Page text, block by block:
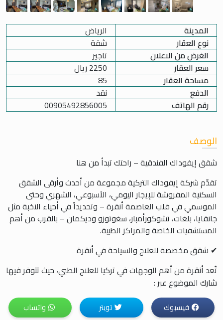
المدينة
الرياض
نوع العقار
شقة
الغرض من الاعلان
تاجير
سعر العقار
2250 ريال
مساحة العقار
85
الدفع
نقد
رقم الهاتف
00905492856005
الوصف
شقق إيفوداك الفندقية – راحتك تبدأ من هنا
تقدّم شركة إيفوداك التركية مجموعة من أحدث وأرقى الشقق
السكنية المفروشة للإيجار اليومي، الأسبوعي، الشهري وحتى
الموسمي في قلب العاصمة أنقرة – وتحديداً في أحياء النخبة مثل
جانقايا، بلغات، تشوكورأمبار، سغوتوزو وديكمان – بالقرب من أهم
المستشفيات الخاصة والمراكز الطبية.
✔ شقق مخصصة للعلاج والسياحة في أنقرة
تُعد أنقرة من أهم الوجهات في تركيا للعلاج الطبي، حيث تتوفر فيها
مستشفيات مرموقة مثل:
مستشفى ميموريال
مستشفى ميديكانا
شارك الموضوع عبر :
فيسبوك تويتر واتساب